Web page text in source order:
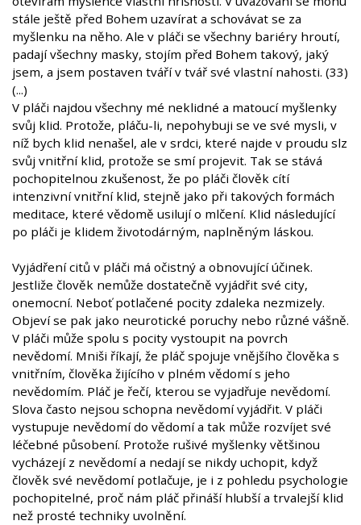
stále ještě před Bohem uzavírat a schovávat se za
myšlenku na něho. Ale v pláči se všechny bariéry hroutí,
padají všechny masky, stojím před Bohem takový, jaký
jsem, a jsem postaven tváří v tvář své vlastní nahosti. (33)
(...)
V pláči najdou všechny mé neklidné a matoucí myšlenky
svůj klid. Protože, pláču-li, nepohybuji se ve své mysli, v
níž bych klid nenašel, ale v srdci, které najde v proudu slz
svůj vnitřní klid, protože se smí projevit. Tak se stává
pochopitelnou zkušenost, že po pláči člověk cítí
intenzivní vnitřní klid, stejně jako při takových formách
meditace, které vědomě usilují o mlčení. Klid následující
po pláči je klidem životodárným, naplněným láskou.
Vyjádření citů v pláči má očistný a obnovující účinek.
Jestliže člověk nemůže dostatečně vyjádřit své city,
onemocní. Neboť potlačené pocity zdaleka nezmizely.
Objeví se pak jako neurotické poruchy nebo různé vášně.
V pláči může spolu s pocity vystoupit na povrch
nevědomí. Mniši říkají, že pláč spojuje vnějšího člověka s
vnitřním, člověka žijícího v plném vědomí s jeho
nevědomím. Pláč je řečí, kterou se vyjadřuje nevědomí.
Slova často nejsou schopna nevědomí vyjádřit. V pláči
vystupuje nevědomí do vědomí a tak může rozvíjet své
léčebné působení. Protože rušivé myšlenky většinou
vycházejí z nevědomí a nedají se nikdy uchopit, když
člověk své nevědomí potlačuje, je i z pohledu psychologie
pochopitelné, proč nám pláč přináší hlubší a trvalejší klid
než prosté techniky uvolnění.